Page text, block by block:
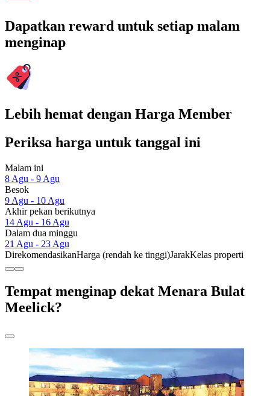
Dapatkan reward untuk setiap malam
menginap
Lebih hemat dengan Harga Member
Periksa harga untuk tanggal ini
Malam ini
8 Agu - 9 Agu
Besok
9 Agu - 10 Agu
Akhir pekan berikutnya
14 Agu - 16 Agu
Dalam dua minggu
21 Agu - 23 Agu
DirekomendasikanHarga (rendah ke tinggi)JarakKelas properti
Tempat menginap dekat Menara Bulat
Meelick?